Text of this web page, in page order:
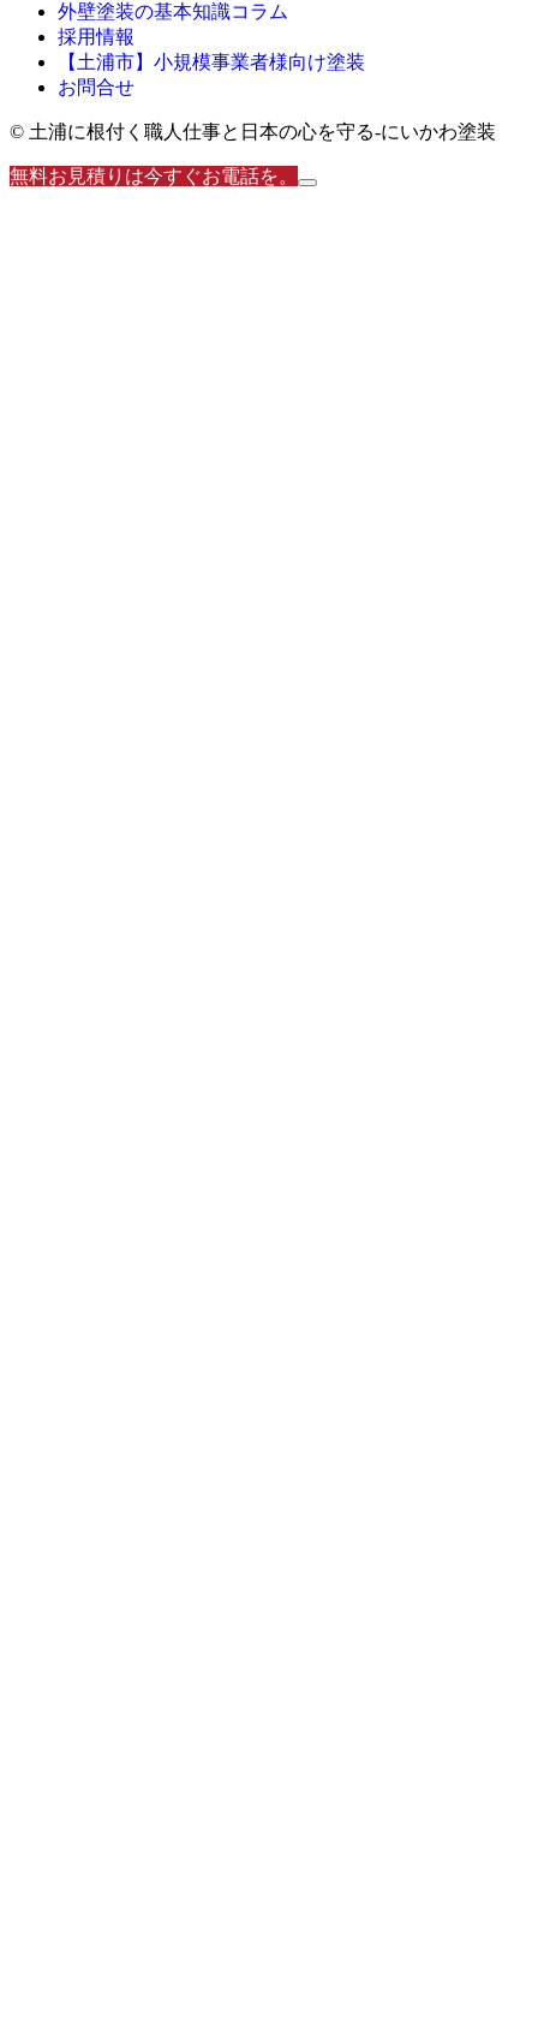
外壁塗装の基本知識コラム
採用情報
【土浦市】小規模事業者様向け塗装
お問合せ
© 土浦に根付く職人仕事と日本の心を守る‐にいかわ塗装
無料お見積りは今すぐお電話を。